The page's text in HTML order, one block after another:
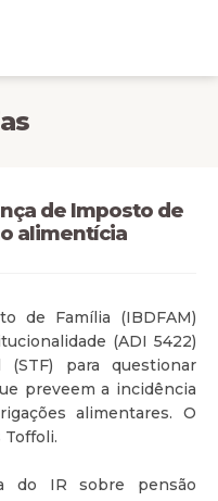
de Imposto de
alimentícia
de Família (IBDFAM)
(ADI 5422)
para questionar
preveem a incidência
alimentares. O
Toffoli.
do IR sobre pensão